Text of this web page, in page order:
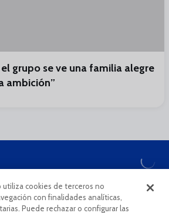
el grupo se ve una familia alegre
ambición”
ÉTICO
cookies de terceros no
con finalidades analíticas,
Puede rechazar o configurar las